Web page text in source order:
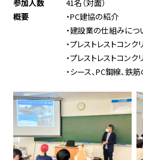
参加人数
41名（対面）
概要
・PC建協の紹介
・建設業の仕組みにつ
・プレストレストコン
・プレストレストコン
・シース、PC鋼線、鉄